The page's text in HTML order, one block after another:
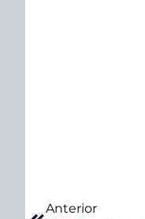
Anterior